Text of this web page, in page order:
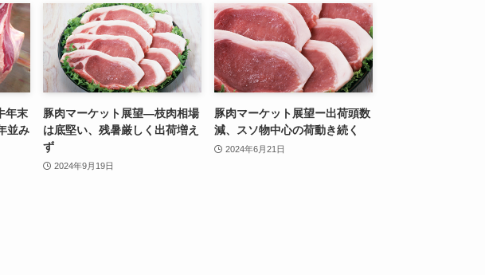
年末
並み
豚肉マーケット展望—枝肉相場
は底堅い、残暑厳しく出荷増え
ず
2024年9月19日
豚肉マーケット展望ー出荷頭数
減、スソ物中心の荷動き続く
2024年6月21日